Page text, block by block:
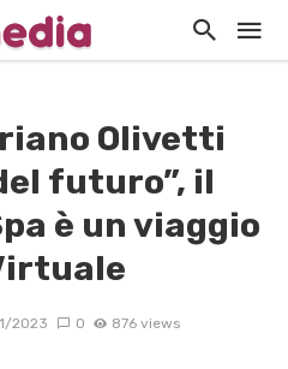
Olivetti
futuro”, il
è un viaggio
2023 0 876 views